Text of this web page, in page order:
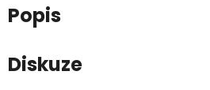
Popis
Diskuze